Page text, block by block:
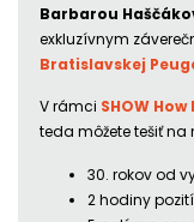
Barbarou
exkluzívnym
Bratislavskej
V rámci SHOW How
teda môžete tešiť na
30. rokov od
2 hodiny